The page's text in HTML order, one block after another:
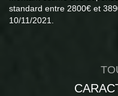
standard entre 2800€ et
10/11/2021.